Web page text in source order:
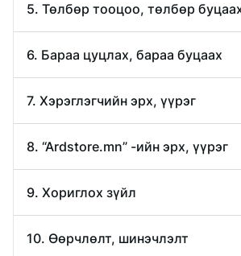
5. Төлбөр тооцоо, төлбөр
6. Бараа цуцлах, бараа буцаах
7. Хэрэглэгчийн эрх, үүрэг
8. “Ardstore.mn” -ийн эрх, үүрэг
9. Хориглох зүйл
10. Өөрчлөлт, шинэчлэлт